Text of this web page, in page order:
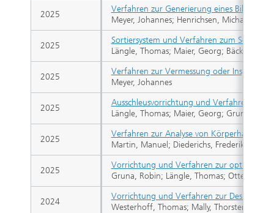
Verfahren zur Generierung eines Bildes
Meyer, Johannes; Henrichsen, Michael;
Sortiersystem und Verfahren zum
Längle, Thomas; Maier, Georg; Bäcker,
Verfahren zur Vermessung oder
Meyer, Johannes
Ausschleusvorrichtung und Verfahren zum
Längle, Thomas; Maier, Georg; Gruna,
Verfahren zur Analyse von Körperhaltungen
Martin, Manuel; Diederichs, Frederik; Voit,
Vorrichtung und Verfahren zur optischen
Gruna, Robin; Längle, Thomas; Otten,
Vorrichtung und Verfahren zur
Westerhoff, Thomas; Mally, Thorsten
2025
2025
2025
2025
2025
2025
2024